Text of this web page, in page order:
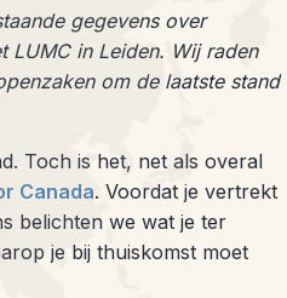
gegevens over
LUMC in Leiden. Wij raden
om de laatste stand
Toch is het, net als overal
Canada. Voordat je vertrekt
belichten we wat je ter
je bij thuiskomst moet